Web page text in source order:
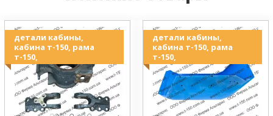
детали кабины,
кабина т-150, рама
т-150,
детали кабины,
кабина т-150, рама
т-150,